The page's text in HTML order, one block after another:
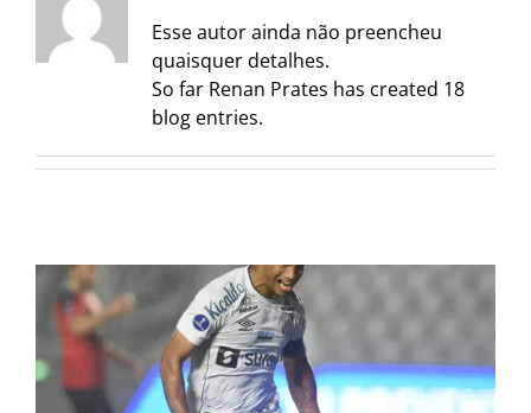
Esse autor ainda não preencheu
quaisquer detalhes.
So far Renan Prates has created 18
blog entries.